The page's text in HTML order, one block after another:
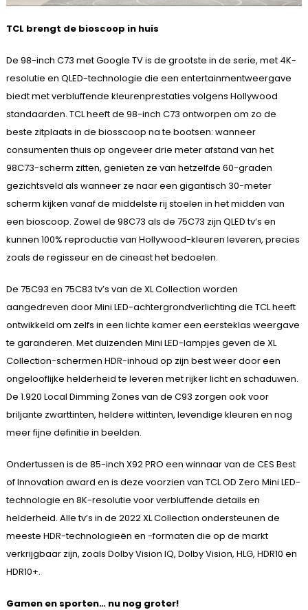
TCL brengt de bioscoop in huis
De 98-inch C73 met Google TV is de grootste in de serie, met 4K-
resolutie en QLED-technologie die een entertainmentweergave
biedt met verbluffende kleurenprestaties volgens Hollywood
standaarden. TCL heeft de 98-inch C73 ontworpen om zo de
beste zitplaats in de biosscoop na te bootsen: wanneer
consumenten thuis op ongeveer drie meter afstand van het
98C73-scherm zitten, genieten ze van hetzelfde 60-graden
gezichtsveld als wanneer ze naar een gigantisch 30-meter
scherm kijken vanaf de middelste rij stoelen in het midden van
een bioscoop. Zowel de 98C73 als de 75C73 zijn QLED tv’s en
kunnen 100% reproductie van Hollywood-kleuren leveren, precies
zoals de regisseur en de cineast het bedoelen.
De 75C93 en 75C83 tv’s van de XL Collection worden
aangedreven door Mini LED-achtergrondverlichting die TCL heeft
ontwikkeld om zelfs in een lichte kamer een eersteklas weergave
te garanderen. Met duizenden Mini LED-lampjes geven de XL
Collection-schermen HDR-inhoud op zijn best weer door een
ongelooflijke helderheid te leveren met rijker licht en schaduwen.
De 1.920 Local Dimming Zones van de C93 zorgen ook voor
briljante zwarttinten, heldere wittinten, levendige kleuren en nog
meer fijne definitie in beelden.
Ondertussen is de 85-inch X92 PRO een winnaar van de CES Best
of Innovation award en is deze voorzien van TCL OD Zero Mini LED-
technologie en 8K-resolutie voor verbluffende details en
helderheid. Alle tv’s in de 2022 XL Collection ondersteunen de
meeste HDR-technologieën en -formaten die op de markt
verkrijgbaar zijn, zoals Dolby Vision IQ, Dolby Vision, HLG, HDR10 en
HDR10+.
Gamen en sporten… nu nog groter!